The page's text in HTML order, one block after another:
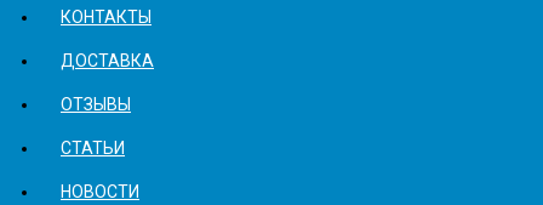
КОНТАКТЫ
ДОСТАВКА
ОТЗЫВЫ
СТАТЬИ
НОВОСТИ